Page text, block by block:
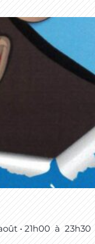
• 21h00 à 23h30